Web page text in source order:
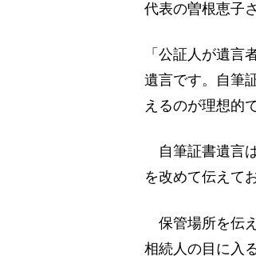
代表の曽根恵子
「公証人が遺
遺言です。自筆
えるのが理想的
自筆証書遺言
を改めて伝えて
保管場所を伝
相続人の目に入